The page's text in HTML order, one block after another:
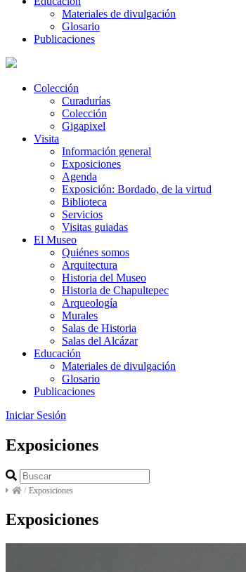
Materiales de divulgación
Glosario
Publicaciones
Colección
Curadurías
Colección
Gigapixel
Visita
Información general
Exposiciones
Agenda
Exposición: Bordado, de la virtud
Biblioteca
Servicios
Visitas guiadas
El Museo
Quiénes somos
Arquitectura
Historia del Museo
Historia de Chapultepec
Arqueología
Murales
Salas de Historia
Salas del Alcázar
Educación
Materiales de divulgación
Glosario
Publicaciones
Iniciar Sesión
Exposiciones
/ Exposiciones
Exposiciones